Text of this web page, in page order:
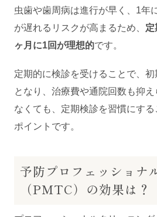
虫歯や歯周病は進行が早く、1年
が遅れるリスクが高まるため、 定
ヶ月に1回が理想的です。
定期的に検診を受けることで、
となり、治療費や通院回数も抑
なくても、定期検診を習慣にす
ポイントです。
予防プロフェッショナ
（PMTC）の効果は？